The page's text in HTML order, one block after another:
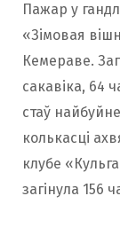
Пажар у
«Зімовая
Кемераве.
сакавіка, 64
стаў
колькасці
клубе
загінула 156